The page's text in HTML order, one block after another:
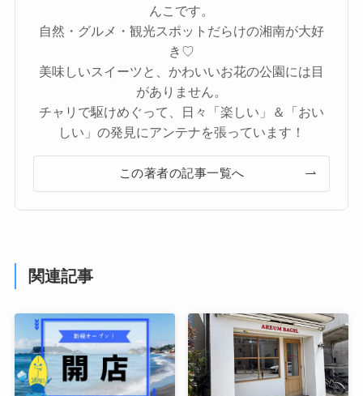
んこです。
自然・グルメ・観光スポットだらけの湘南が大好
き♡
美味しいスイーツと、かわいいお花の公園には目
がありません。
チャリで駆けめぐって、日々「楽しい」＆「おい
しい」の発見にアンテナを張っています！
この著者の記事一覧へ
関連記事